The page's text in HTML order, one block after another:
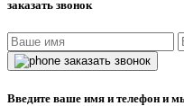
заказать звонок
заказать звонок
Введите ваше имя и телефон и